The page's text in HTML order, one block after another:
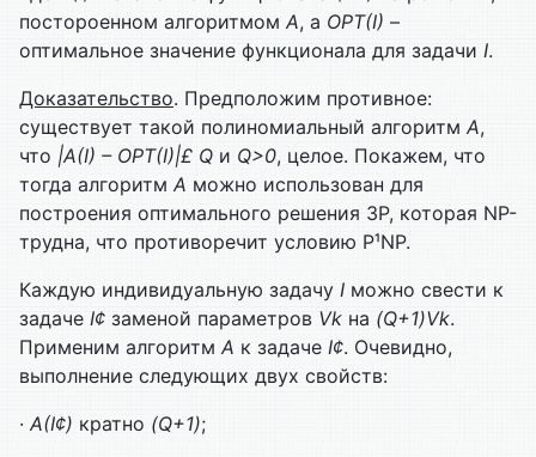
постороенном алгоритмом A, а OPT(I) –
оптимальное значение функционала для задачи I.
Доказательство. Предположим противное:
существует такой полиномиальный алгоритм A,
что |A(I) – OPT(I)|£ Q и Q>0, целое. Покажем, что
тогда алгоритм А можно использован для
построения оптимального решения ЗР, которая NP-
трудна, что противоречит условию P¹NP.
Каждую индивидуальную задачу I можно свести к
задаче I¢ заменой параметров Vk на (Q+1)Vk.
Применим алгоритм A к задаче I¢. Очевидно,
выполнение следующих двух свойств:
· А(I¢) кратно (Q+1);